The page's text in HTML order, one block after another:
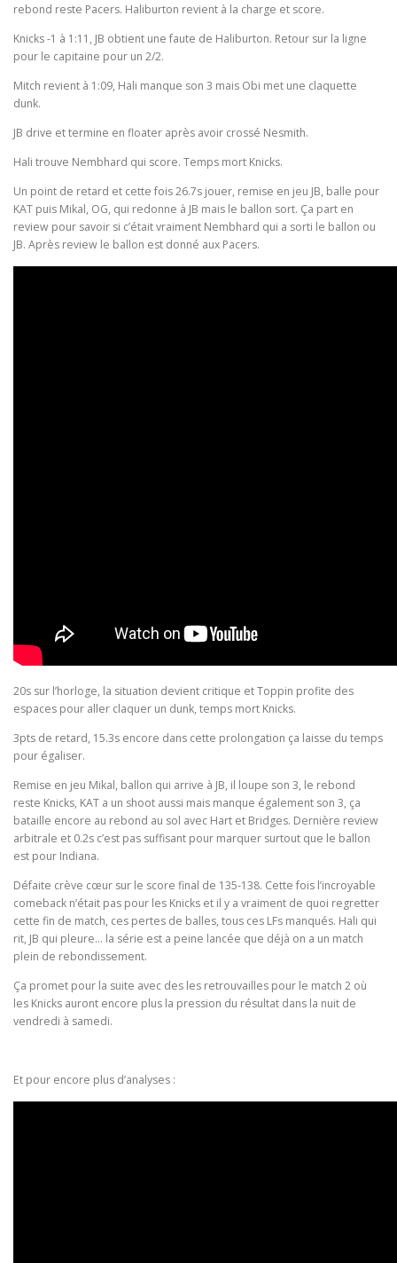
rebond reste Pacers. Haliburton revient à la charge et score.
Knicks -1 à 1:11, JB obtient une faute de Haliburton. Retour sur la ligne
pour le capitaine pour un 2/2.
Mitch revient à 1:09, Hali manque son 3 mais Obi met une claquette
dunk.
JB drive et termine en floater après avoir crossé Nesmith.
Hali trouve Nembhard qui score. Temps mort Knicks.
Un point de retard et cette fois 26.7s jouer, remise en jeu JB, balle pour
KAT puis Mikal, OG, qui redonne à JB mais le ballon sort. Ça part en
review pour savoir si c’était vraiment Nembhard qui a sorti le ballon ou
JB. Après review le ballon est donné aux Pacers.
20s sur l’horloge, la situation devient critique et Toppin profite des
espaces pour aller claquer un dunk, temps mort Knicks.
3pts de retard, 15.3s encore dans cette prolongation ça laisse du temps
pour égaliser.
Remise en jeu Mikal, ballon qui arrive à JB, il loupe son 3, le rebond
reste Knicks, KAT a un shoot aussi mais manque également son 3, ça
bataille encore au rebond au sol avec Hart et Bridges. Dernière review
arbitrale et 0.2s c’est pas suffisant pour marquer surtout que le ballon
est pour Indiana.
Défaite crève cœur sur le score final de 135-138. Cette fois l’incroyable
comeback n’était pas pour les Knicks et il y a vraiment de quoi regretter
cette fin de match, ces pertes de balles, tous ces LFs manqués. Hali qui
rit, JB qui pleure… la série est a peine lancée que déjà on a un match
plein de rebondissement.
Ça promet pour la suite avec des les retrouvailles pour le match 2 où
les Knicks auront encore plus la pression du résultat dans la nuit de
vendredi à samedi.
Et pour encore plus d’analyses :